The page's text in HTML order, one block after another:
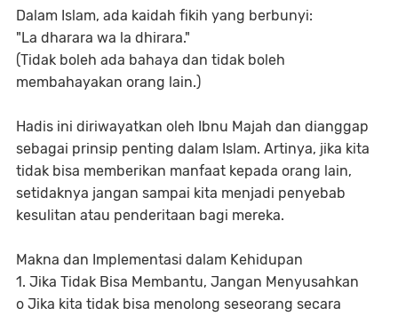
Dalam Islam, ada kaidah fikih yang berbunyi:
"La dharara wa la dhirara."
(Tidak boleh ada bahaya dan tidak boleh
membahayakan orang lain.)
Hadis ini diriwayatkan oleh Ibnu Majah dan dianggap
sebagai prinsip penting dalam Islam. Artinya, jika kita
tidak bisa memberikan manfaat kepada orang lain,
setidaknya jangan sampai kita menjadi penyebab
kesulitan atau penderitaan bagi mereka.
Makna dan Implementasi dalam Kehidupan
1. Jika Tidak Bisa Membantu, Jangan Menyusahkan
o Jika kita tidak bisa menolong seseorang secara